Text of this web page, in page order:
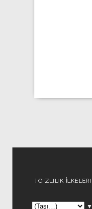
GIZLILIK İLKELERI
▼